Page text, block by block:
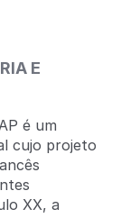
E
é um
cujo projeto
XX, a